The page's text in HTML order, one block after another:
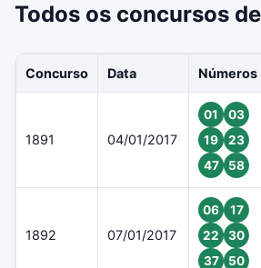
Todos os concursos
Concurso Data Números
1891 04/01/2017
01
03
19
23
47
58
1892 07/01/2017
06
17
22
30
37
50